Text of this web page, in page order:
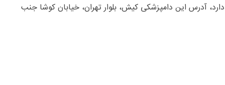
آدرس این دامپزشکی کیش، بلوار تهران، خیابان کوشا جنب